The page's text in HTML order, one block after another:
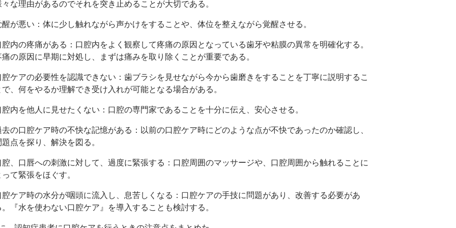
々な理由があるのでそれを突き止めることが大切である。
醒が悪い：体に少し触れながら声かけをすることや、体位を整えながら覚醒させる。
腔内の疼痛がある：口腔内をよく観察して疼痛の原因となっている歯牙や粘膜の異常を明確化する。
痛の原因に早期に対処し、まずは痛みを取り除くことが重要である。
腔ケアの必要性を認識できない：歯ブラシを見せながら今から歯磨きをすることを丁寧に説明するこ
で、何をやるか理解でき受け入れが可能となる場合がある。
腔内を他人に見せたくない：口腔の専門家であることを十分に伝え、安心させる。
去の口腔ケア時の不快な記憶がある：以前の口腔ケア時にどのような点が不快であったのか確認し、
題点を探り、解決を図る。
腔、口唇への刺激に対して、過度に緊張する：口腔周囲のマッサージや、口腔周囲から触れることに
って緊張をほぐす。
腔ケア時の水分が咽頭に流入し、息苦しくなる：口腔ケアの手技に問題があり、改善する必要があ
。『水を使わない口腔ケア』を導入することも検討する。